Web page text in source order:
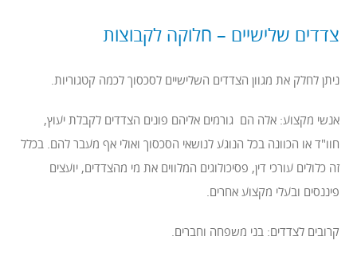
צדדים שלישיים – חלוקה לקבוצות
ניתן לחלק את מגוון הצדדים השלישיים לסכסוך לכמה קטגוריות.
אנשי מקצוע: אלה הם גורמים אליהם פונים הצדדים לקבלת יעוץ,
חוו"ד או הכוונה בכל הנוגע לנושאי הסכסוך ואולי אף מעבר להם. בכלל
זה כלולים עורכי דין, פסיכולוגים המלווים את מי מהצדדים, יועצים
פיננסים ובעלי מקצוע אחרים.
קרובים לצדדים: בני משפחה וחברים.